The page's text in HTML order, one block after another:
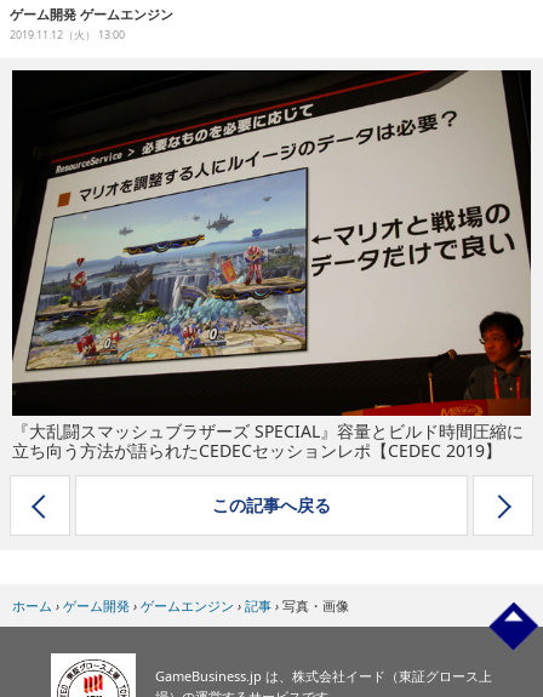
産業政策
イベント/セミナー
eスポーツ
ゲーム開発 ゲームエンジン
2019.11.12（火） 13:00
『大乱闘スマッシュブラザーズ SPECIAL』容量とビルド時間圧縮に
立ち向う方法が語られたCEDECセッションレポ【CEDEC 2019】
この記事へ戻る
ホーム › ゲーム開発 › ゲームエンジン › 記事 › 写真・画像
GameBusiness.jp は、株式会社イード（東証グロース上